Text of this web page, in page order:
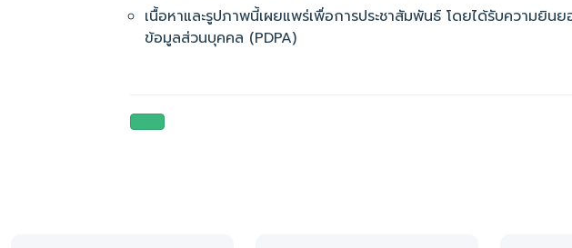
เนื้อหาและรูปภาพนี้เผยแพร่เพื่อการประชาสัมพันธ์ โดยได้รับความยิ
ข้อมูลส่วนบุคคล (PDPA)